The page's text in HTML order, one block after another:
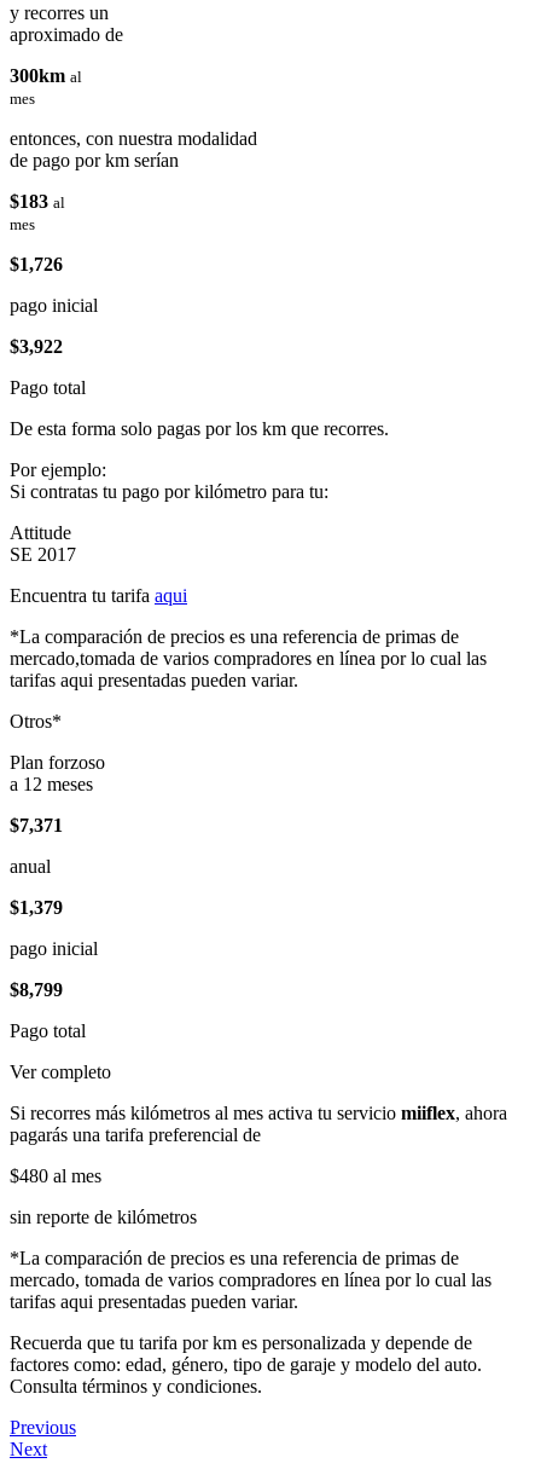
y recorres un
aproximado de
300km al
mes
entonces, con nuestra modalidad
de pago por km serían
$183 al
mes
$1,726
pago inicial
$3,922
Pago total
De esta forma solo pagas por los km que recorres.
Por ejemplo:
Si contratas tu pago por kilómetro para tu:
Attitude
SE 2017
Encuentra tu tarifa aqui
*La comparación de precios es una referencia de primas de
mercado,tomada de varios compradores en línea por lo cual las
tarifas aqui presentadas pueden variar.
Otros*
Plan forzoso
a 12 meses
$7,371
anual
$1,379
pago inicial
$8,799
Pago total
Ver completo
Si recorres más kilómetros al mes activa tu servicio miiflex, ahora
pagarás una tarifa preferencial de
$480 al mes
sin reporte de kilómetros
*La comparación de precios es una referencia de primas de
mercado, tomada de varios compradores en línea por lo cual las
tarifas aqui presentadas pueden variar.
Recuerda que tu tarifa por km es personalizada y depende de
factores como: edad, género, tipo de garaje y modelo del auto.
Consulta términos y condiciones.
Previous
Next